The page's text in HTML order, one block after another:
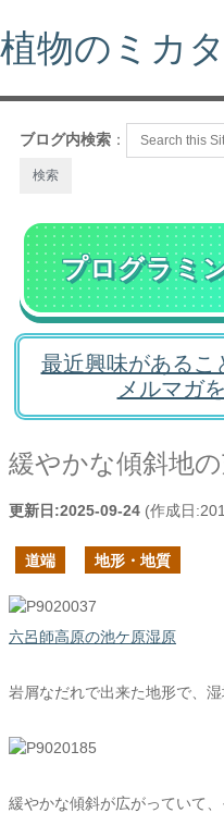
植物のミカタ
ブログ内検索 ：
プログラミ
最近興味があるこ
メルマガ
緩やかな傾斜地
更新日:2025-09-24 (作成日:
道端 地形・地質
六呂師高原の池ケ原湿原
岩屑なだれで出来た地形で、
緩やかな傾斜が広がっていて